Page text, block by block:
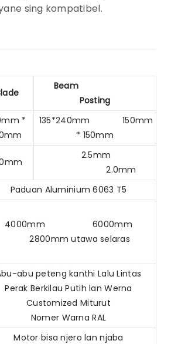
sing kompatibel.
Beam
Posting
*
135*240mm 150mm
* 150mm
2.5mm
2.0mm
Paduan Aluminium 6063 T5
4000mm 6000mm
2800mm utawa selaras
abu peteng kanthi Lalu Lintas
Perak Berkilau Putih lan Werna
Customized Miturut
Nomer Warna RAL
Motor bisa njero lan njaba